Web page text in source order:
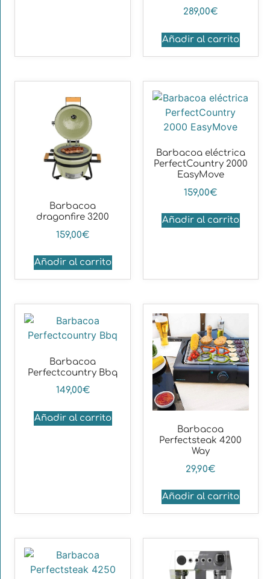
289,00€
Añadir al carrito
Barbacoa
dragonfire 3200
159,00€
Añadir al carrito
Barbacoa eléctrica
PerfectCountry 2000
EasyMove
159,00€
Añadir al carrito
Barbacoa
Perfectcountry Bbq
149,00€
Añadir al carrito
Barbacoa
Perfectsteak 4200
Way
29,90€
Añadir al carrito